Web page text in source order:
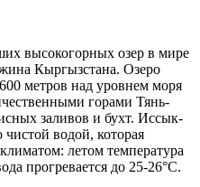
высокогорных озер в мире
Кыргызстана. Озеро
метров над уровнем моря
горами Тянь-
заливов и бухт. Иссык-
чистой водой, которая
летом температура
прогревается до 25-26°C.